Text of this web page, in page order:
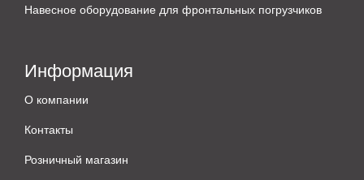
Навесное оборудование для фронтальных погрузчиков
Информация
О компании
Контакты
Розничный магазин